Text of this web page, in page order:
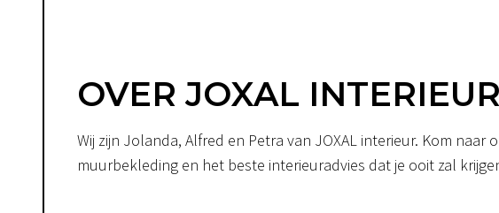
OVER JOXAL INTERIEUR
Wij zijn Jolanda, Alfred en Petra van JOXAL interieur. Kom
muurbekleding en het beste interieuradvies dat je ooit zal